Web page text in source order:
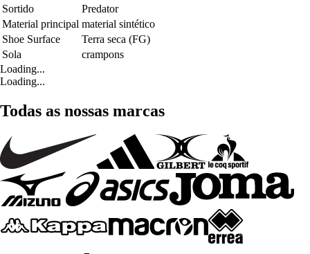
Sortido
Predator
Material principal material sintético
Shoe Surface
Terra seca (FG)
Sola
crampons
Loading...
Loading...
Todas as nossas marcas